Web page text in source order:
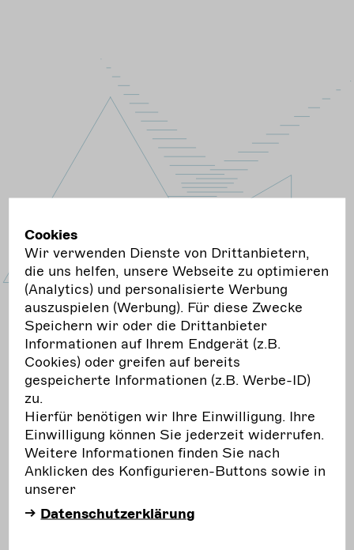
Ländliche Räume
Der BFDK ermöglicht, unterstützt, vernetzt und
verstetigt Projekte der freien darstellenden
Cookies
Wir verwenden Dienste von Drittanbietern,
die uns helfen, unsere Webseite zu optimieren
(Analytics) und personalisierte Werbung
auszuspielen (Werbung). Für diese Zwecke
Speichern wir oder die Drittanbieter
Informationen auf Ihrem Endgerät (z.B.
Cookies) oder greifen auf bereits
gespeicherte Informationen (z.B. Werbe-ID)
zu.
Hierfür benötigen wir Ihre Einwilligung. Ihre
Einwilligung können Sie jederzeit widerrufen.
Weitere Informationen finden Sie nach
Anklicken des Konfigurieren-Buttons sowie in
unserer
Datenschutzerklärung